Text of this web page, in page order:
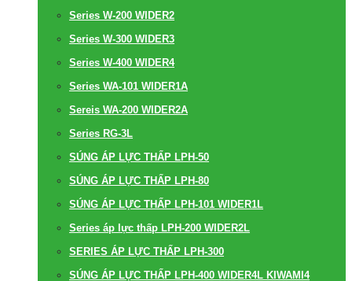
Series W-200 WIDER2
Series W-300 WIDER3
Series W-400 WIDER4
Series WA-101 WIDER1A
Sereis WA-200 WIDER2A
Series RG-3L
SÚNG ÁP LỰC THẤP LPH-50
SÚNG ÁP LỰC THẤP LPH-80
SÚNG ÁP LỰC THẤP LPH-101 WIDER1L
Series áp lực thấp LPH-200 WIDER2L
SERIES ÁP LỰC THẤP LPH-300
SÚNG ÁP LỰC THẤP LPH-400 WIDER4L KIWAMI4